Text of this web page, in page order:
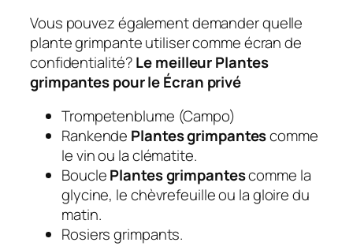
Vous pouvez également demander quelle
plante grimpante utiliser comme écran de
confidentialité?Le meilleurPlantes
grimpantespour leÉcran privé
Trompetenblume (Campo)
Rankende Plantes grimpantescomme
le vin ou la clématite.
BouclePlantes grimpantescomme la
glycine, le chèvrefeuille ou la gloire du
matin.
Rosiers grimpants.